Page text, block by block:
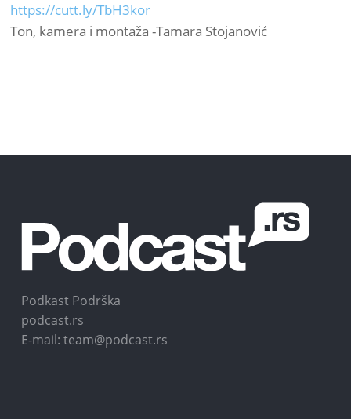
https://cutt.ly/TbH3kor
Ton, kamera i montaža -Tamara Stojanović
Podkast Podrška
podcast.rs
E-mail: team@podcast.rs